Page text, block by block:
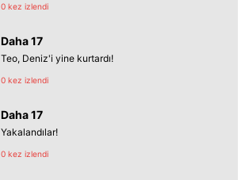
0 kez izlendi
Daha 17
Teo, Deniz'i yine kurtardı!
0 kez izlendi
Daha 17
Yakalandılar!
0 kez izlendi